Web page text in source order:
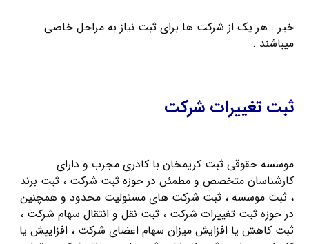
خیر . هر یک از شرکت ها برای ثبت نیاز به مراحل خاصی
میباشند .
ثبت تغییرات شرکت
موسسه حقوقی ثبت کریمخان با کادری مجرب و دارای
کارشناسان متخصص و مطمئن در حوزه ثبت شرکت ، ثبت برند
، ثبت موسسه ، ثبت شرکت های مسئولیت محدود و همچنین
در حوزه ثبت تغییرات شرکت ، ثبت نقل و انتقال سهام شرکت ،
ثبت کاهش یا افزایش میزان سهام اعضای شرکت ، افزاییش یا